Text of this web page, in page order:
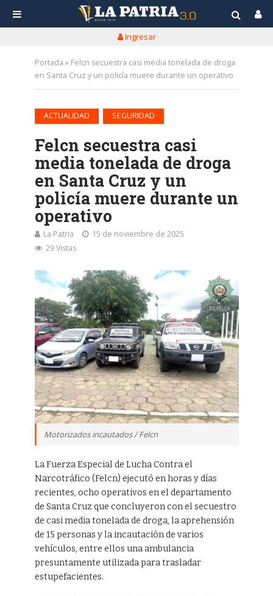
Ingresar
Portada » Felcn secuestra casi media tonelada de droga
en Santa Cruz y un policía muere durante un operativo
ACTUALIDAD SEGURIDAD
Felcn secuestra casi
media tonelada de droga
en Santa Cruz y un
policía muere durante un
operativo
La Patria
15 de noviembre de 2025
29 Vistas
Motorizados incautados / Felcn
La Fuerza Especial de Lucha Contra el
Narcotráfico (Felcn) ejecutó en horas y días
recientes, ocho operativos en el departamento
de Santa Cruz que concluyeron con el secuestro
de casi media tonelada de droga, la aprehensión
de 15 personas y la incautación de varios
vehículos, entre ellos una ambulancia
presuntamente utilizada para trasladar
estupefacientes.